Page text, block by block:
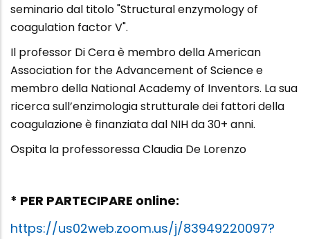
seminario dal titolo "Structural enzymology of
coagulation factor V".
Il professor Di Cera è membro della American
Association for the Advancement of Science e
membro della National Academy of Inventors. La sua
ricerca sull’enzimologia strutturale dei fattori della
coagulazione è finanziata dal NIH da 30+ anni.
Ospita la professoressa Claudia De Lorenzo
* PER PARTECIPARE online:
https://us02web.zoom.us/j/83949220097?